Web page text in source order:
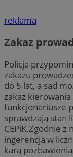
reklama
Zakaz
Policja
zakazu
do 5 lat, a sąd
zakaz
funkcjonariusze
sprawdzają stan
CEPiK.Zgodnie z
ingerencja w
karą